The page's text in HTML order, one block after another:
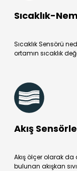
Sıcaklık-
Sıcaklık Sensörü
ortamın sıcaklık
Akış
Akış ölçer olarak
bulunan akışkan